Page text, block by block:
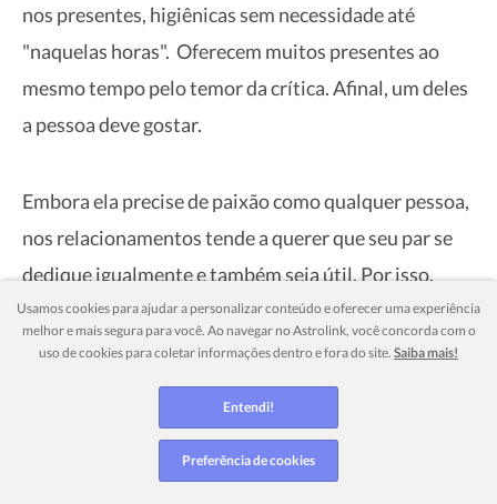
nos presentes, higiênicas sem necessidade até
"naquelas horas". Oferecem muitos presentes ao
mesmo tempo pelo temor da crítica. Afinal, um deles
a pessoa deve gostar.
Embora ela precise de paixão como qualquer pessoa,
nos relacionamentos tende a querer que seu par se
dedique igualmente e também seja útil. Por isso,
quem se relaciona com ela pode ser constantemente
lembrado da realidade. Assim, pode assumir
aspectos de cuidadora.
Por outro lado, pode haver uma tendência a idealizar
Usamos cookies para ajudar a personalizar conteúdo e oferecer uma experiência
melhor e mais segura para você. Ao navegar no Astrolink, você concorda com o
uso de cookies para coletar informações dentro e fora do site. Saiba mais!
Entendi!
Preferência de cookies